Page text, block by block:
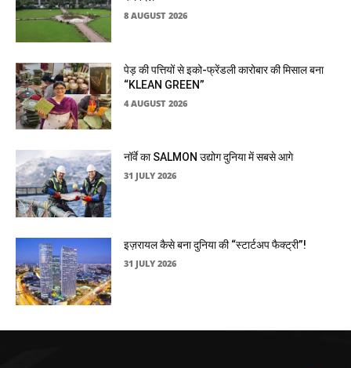
8 AUGUST 2026
पेड़ की पत्तियों से इको-फ्रेंडली कारोबार की मिसाल बना
“KLEAN GREEN”
4 AUGUST 2026
नॉर्वे का SALMON उद्योग दुनिया में सबसे आगे
31 JULY 2026
इज़रायल कैसे बना दुनिया की “स्टार्टअप फैक्ट्री”!
31 JULY 2026